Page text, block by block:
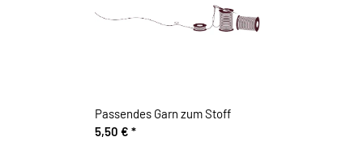
Passendes Garn zum Stoff
5,50 € *